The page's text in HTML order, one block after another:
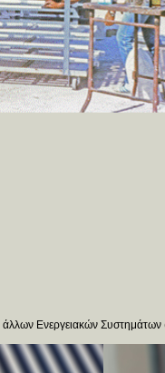
άλλων Ενεργειακών